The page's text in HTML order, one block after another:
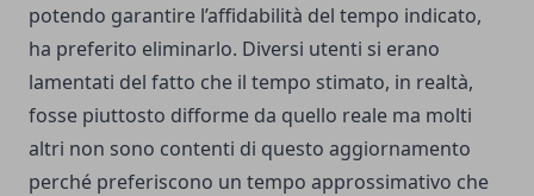
potendo garantire l’affidabilità del tempo indicato,
ha preferito eliminarlo. Diversi utenti si erano
lamentati del fatto che il tempo stimato, in realtà,
fosse piuttosto difforme da quello reale ma molti
altri non sono contenti di questo aggiornamento
perché preferiscono un tempo approssimativo che